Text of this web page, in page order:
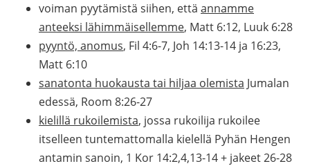
voiman pyytämistä siihen, että annamme
anteeksi lähimmäisellemme, Matt 6:12, Luuk 6:28
pyyntö, anomus, Fil 4:6-7, Joh 14:13-14 ja 16:23,
Matt 6:10
sanatonta huokausta tai hiljaa olemista Jumalan
edessä, Room 8:26-27
kielillä rukoilemista, jossa rukoilija rukoilee
itselleen tuntemattomalla kielellä Pyhän Hengen
antamin sanoin, 1 Kor 14:2,4,13-14 + jakeet 26-28